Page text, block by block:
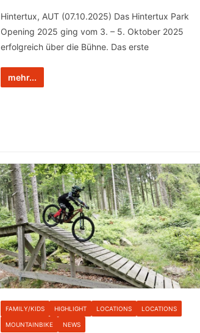
Hintertux, AUT (07.10.2025) Das Hintertux Park
Opening 2025 ging vom 3. – 5. Oktober 2025
erfolgreich über die Bühne. Das erste
mehr...
FAMILY/KIDS HIGHLIGHT LOCATIONS LOCATIONS
MOUNTAINBIKE NEWS